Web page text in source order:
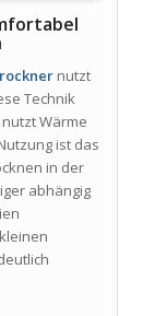
nutzt
Technik
Wärme
ist das
in der
abhängig